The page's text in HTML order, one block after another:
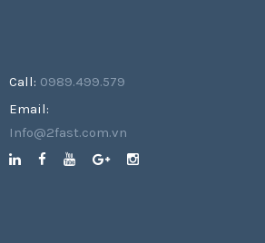
Call: 0989.499.579
Email:
Info@2fast.com.vn